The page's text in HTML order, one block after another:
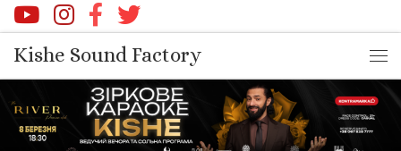
Перейти до вмісту
Kishe Sound Factory